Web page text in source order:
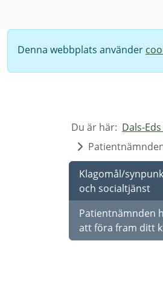
Denna webbplats använder
Du är här: Dals-
Klagomål/
och socialtjänst
Patientnämnden
att föra fram ditt